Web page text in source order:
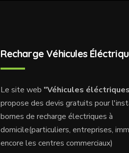
Recharge Véhicules
Le site web"Véhicules
propose des devis gratuits pour
bornes de recharge électriques à
domicile(particuliers, entreprises,
encore les centres commerciaux)